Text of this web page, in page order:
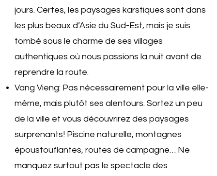
jours. Certes, les paysages karstiques sont dans
les plus beaux d’Asie du Sud-Est, mais je suis
tombé sous le charme de ses villages
authentiques où nous passions la nuit avant de
reprendre la route.
Vang Vieng: Pas nécessairement pour la ville elle-
même, mais plutôt ses alentours. Sortez un peu
de la ville et vous découvrirez des paysages
surprenants! Piscine naturelle, montagnes
époustouflantes, routes de campagne… Ne
manquez surtout pas le spectacle des